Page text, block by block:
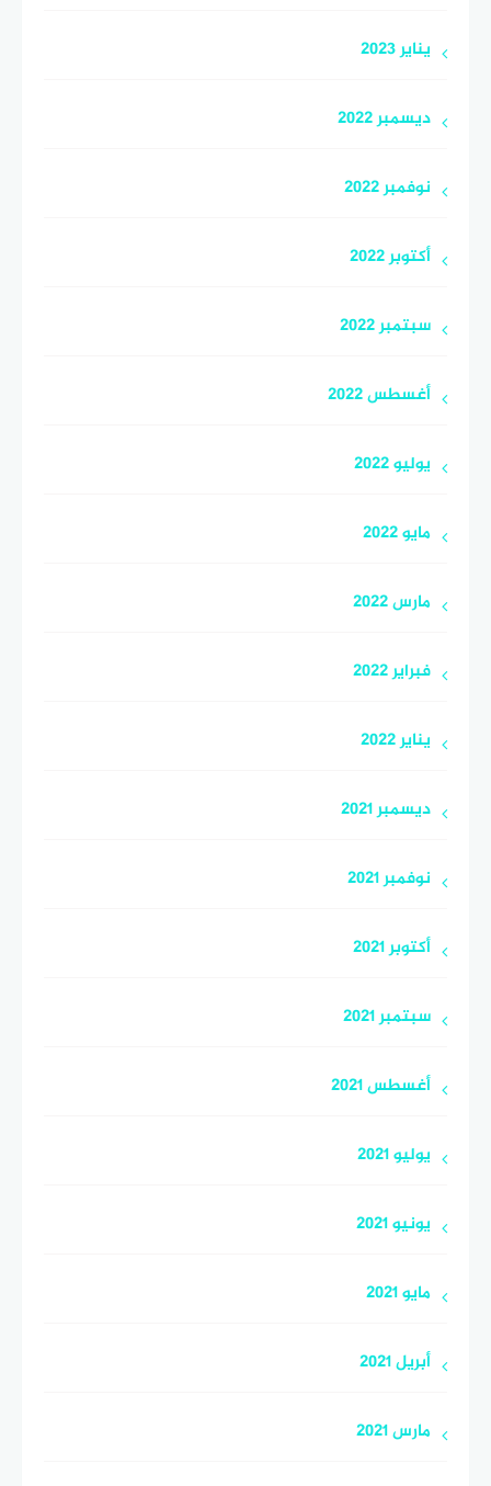
يناير 2023
ديسمبر 2022
نوفمبر 2022
أكتوبر 2022
سبتمبر 2022
أغسطس 2022
يوليو 2022
مايو 2022
مارس 2022
فبراير 2022
يناير 2022
ديسمبر 2021
نوفمبر 2021
أكتوبر 2021
سبتمبر 2021
أغسطس 2021
يوليو 2021
يونيو 2021
مايو 2021
أبريل 2021
مارس 2021